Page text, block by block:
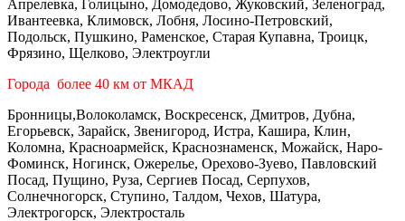
Апрелевка, Голицыно, Домодедово, Жуковский, Зеленоград,
Ивантеевка, Климовск, Лобня, Лосино-Петровский,
Подольск, Пушкино, Раменское, Старая Купавна, Троицк,
Фрязино, Щелково, Электроугли
Города более 40 км от МКАД
Бронницы,Волоколамск, Воскресенск, Дмитров, Дубна,
Егорьевск, Зарайск, Звенигород, Истра, Кашира, Клин,
Коломна, Красноармейск, Краснознаменск, Можайск, Наро-
Фоминск, Ногинск, Ожерелье, Орехово-Зуево, Павловский
Посад, Пущино, Руза, Сергиев Посад, Серпухов,
Солнечногорск, Ступино, Талдом, Чехов, Шатура,
Электрогорск, Электросталь